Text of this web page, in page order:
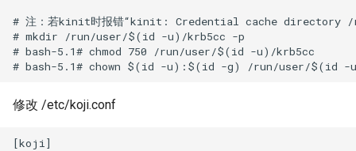
# 注：若kinit时报错“kinit: Credential cache directory /
# mkdir /run/user/$(id -u)/krb5cc -p
# bash-5.1# chmod 750 /run/user/$(id -u)/krb5cc
修改 /etc/koji.conf
[koji]